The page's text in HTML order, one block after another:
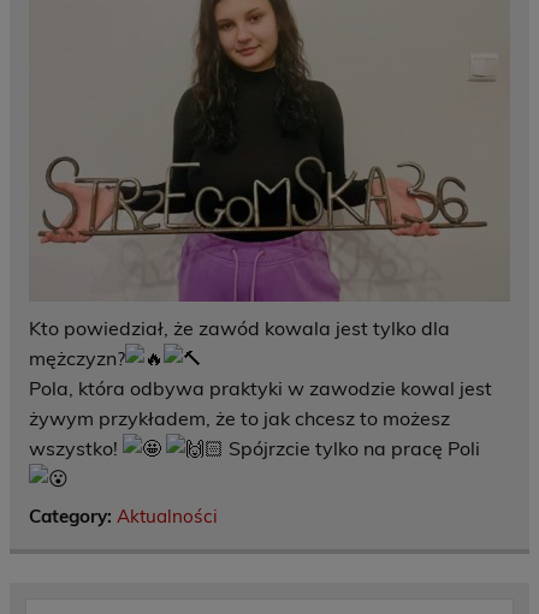
Kto powiedział, że zawód kowala jest tylko dla
mężczyzn?
Pola, która odbywa praktyki w zawodzie kowal jest
żywym przykładem, że to jak chcesz to możesz
wszystko!
Spójrzcie tylko na pracę Poli
Category: Aktualności